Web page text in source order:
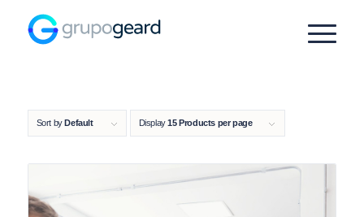
Sort byDefault Display15 Products per page